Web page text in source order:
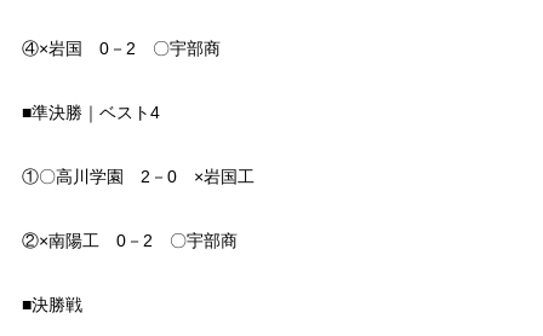
④×岩国 0－2 〇宇部商
■準決勝｜ベスト4
①〇高川学園 2－0 ×岩国工
②×南陽工 0－2 〇宇部商
■決勝戦